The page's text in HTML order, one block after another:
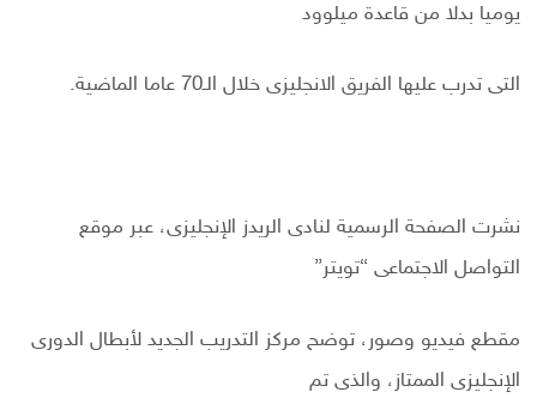
يوميا بدلا من قاعدة ميلوود
التى تدرب عليها الفريق الانجليزى خلال الـ70 عاما الماضية.
نشرت الصفحة الرسمية لنادى الريدز الإنجليزى، عبر موقع
التواصل الاجتماعى “تويتر”
مقطع فيديو وصور، توضح مركز التدريب الجديد لأبطال الدورى
الإنجليزى الممتاز، والذى تم